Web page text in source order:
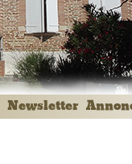
Newsletter